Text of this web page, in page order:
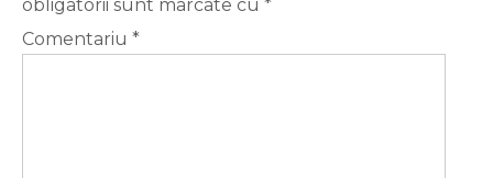
obligatorii sunt marcate cu *
Comentariu *